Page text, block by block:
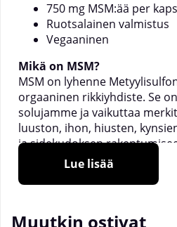
750 mg MSM:ää per
Ruotsalainen valmistus
Vegaaninen
Mikä on MSM?
MSM on lyhenne
orgaaninen rikkiyhdiste. Se
solujamme ja vaikuttaa
luuston, ihon, hiusten,
ja sidekudoksen
ja nivelsiteissä, ja se on
sisältää kokonaiset 750 mg
Lue lisää
Muutkin ostivat